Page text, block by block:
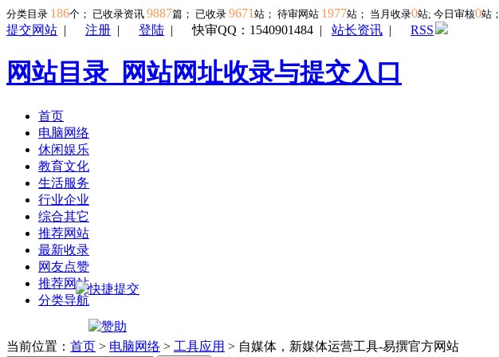
分类目录 186个； 已收录资讯 9887篇； 已收录 9671 站； 待审网站 1977站； 当月收录0站; 今日审核0站；
提交网站 | 注册 | 登陆 |快审QQ：1540901484 | 站长资讯 | RSS
网站目录_网站网址收录与提交入口
首页
电脑网络
休闲娱乐
教育文化
生活服务
行业企业
综合其它
推荐网站
最新收录
网友点赞
推荐网站
分类导航
当前位置： 首页 > 电脑网络 > 工具应用 > 自媒体，新媒体运营工具-易撰官方网站